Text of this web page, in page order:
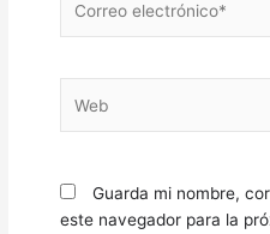
electrónico*
Guarda mi nombre,
este navegador para la